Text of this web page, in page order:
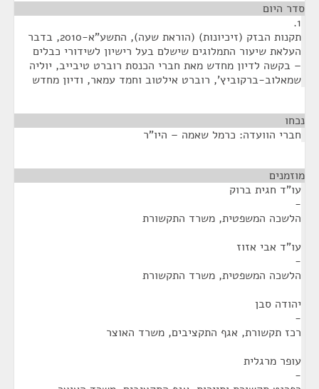
סדר היום
1.
תקנות הבזק (זיכיונות) (הוראת שעה), התשע"א-2010, בדבר
העלאת שיעור התמלוגים שישלם בעל רישיון לשידורי כבלים
– בקשה לדיון מחדש מאת חברי הכנסת רוברט טיבייב, יוליה
שמאלוב-ברקוביץ', רוברט אילטוב וחמד עמאר, ודיון מחדש
נכחו
חברי הוועדה: כרמל שאמה – היו"ר
מוזמנים
עו"ד חגית ברוק
-
הלשכה המשפטית, משרד התקשורת
עו"ד אבי אזוז
-
הלשכה המשפטית, משרד התקשורת
יהודה סבן
-
רכז תקשורת, אגף התקציבים, משרד האוצר
עופר מרגלית
-